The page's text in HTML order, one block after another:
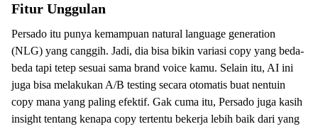
Fitur Unggulan
Persado itu punya kemampuan natural language generation
(NLG) yang canggih. Jadi, dia bisa bikin variasi copy yang beda-
beda tapi tetep sesuai sama brand voice kamu. Selain itu, AI ini
juga bisa melakukan A/B testing secara otomatis buat nentuin
copy mana yang paling efektif. Gak cuma itu, Persado juga kasih
insight tentang kenapa copy tertentu bekerja lebih baik dari yang